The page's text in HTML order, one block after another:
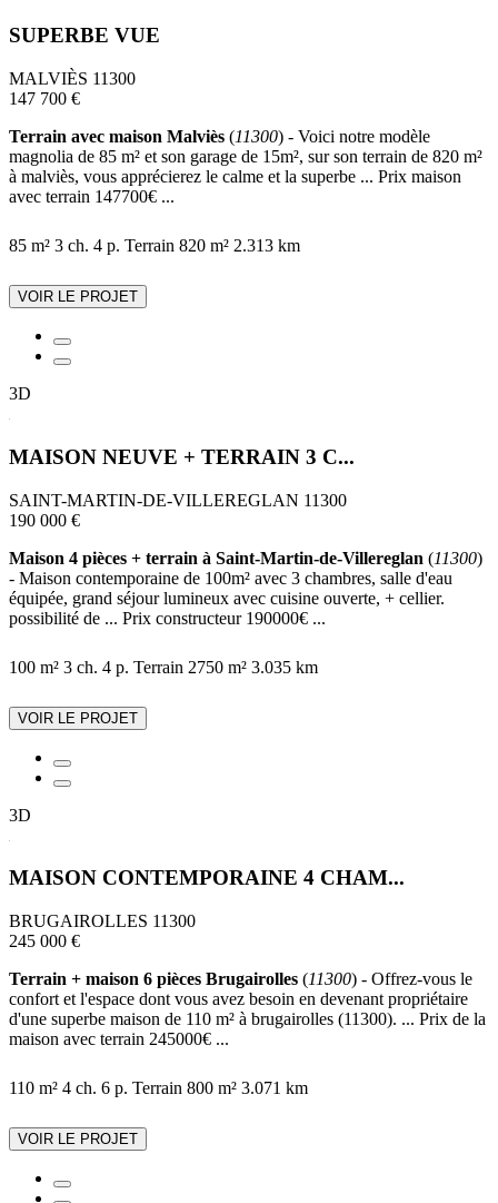
SUPERBE VUE
MALVIÈS 11300
147 700 €
Terrain avec maison Malviès (11300) - Voici notre modèle
magnolia de 85 m² et son garage de 15m², sur son terrain de 820 m²
à malviès, vous apprécierez le calme et la superbe ... Prix maison
avec terrain 147700€ ...
85 m² 3 ch. 4 p. Terrain 820 m² 2.313 km
VOIR LE PROJET
3D
MAISON NEUVE + TERRAIN 3 C...
SAINT-MARTIN-DE-VILLEREGLAN 11300
190 000 €
Maison 4 pièces + terrain à Saint-Martin-de-Villereglan (11300)
- Maison contemporaine de 100m² avec 3 chambres, salle d'eau
équipée, grand séjour lumineux avec cuisine ouverte, + cellier.
possibilité de ... Prix constructeur 190000€ ...
100 m² 3 ch. 4 p. Terrain 2750 m² 3.035 km
VOIR LE PROJET
3D
MAISON CONTEMPORAINE 4 CHAM...
BRUGAIROLLES 11300
245 000 €
Terrain + maison 6 pièces Brugairolles (11300) - Offrez-vous le
confort et l'espace dont vous avez besoin en devenant propriétaire
d'une superbe maison de 110 m² à brugairolles (11300). ... Prix de la
maison avec terrain 245000€ ...
110 m² 4 ch. 6 p. Terrain 800 m² 3.071 km
VOIR LE PROJET